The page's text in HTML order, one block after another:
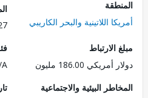
اللاتينية والبحر الكاريبي
الموافقة
2027
186.00 مليون
فئة
N/A
البيئية والاجتماعية
تاريخ